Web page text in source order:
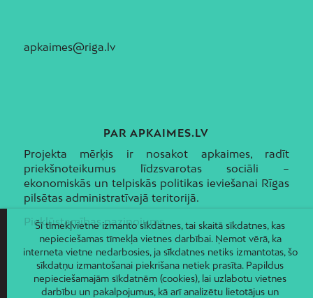
apkaimes@riga.lv
PAR APKAIMES.LV
Projekta mērķis ir nosakot apkaimes, radīt
priekšnoteikumus līdzsvarotas sociāli –
ekonomiskās un telpiskās politikas ieviešanai Rīgas
pilsētas administratīvajā teritorijā.
Piekļūstamības paziņojums
Šī tīmekļvietne izmanto sīkdatnes, tai skaitā sīkdatnes, kas
nepieciešamas tīmekļa vietnes darbībai. Ņemot vērā, ka
interneta vietne nedarbosies, ja sīkdatnes netiks izmantotas, šo
sīkdatņu izmantošanai piekrišana netiek prasīta. Papildus
nepieciešamajām sīkdatnēm (cookies), lai uzlabotu vietnes
darbību un pakalpojumus, kā arī analizētu lietotājus un